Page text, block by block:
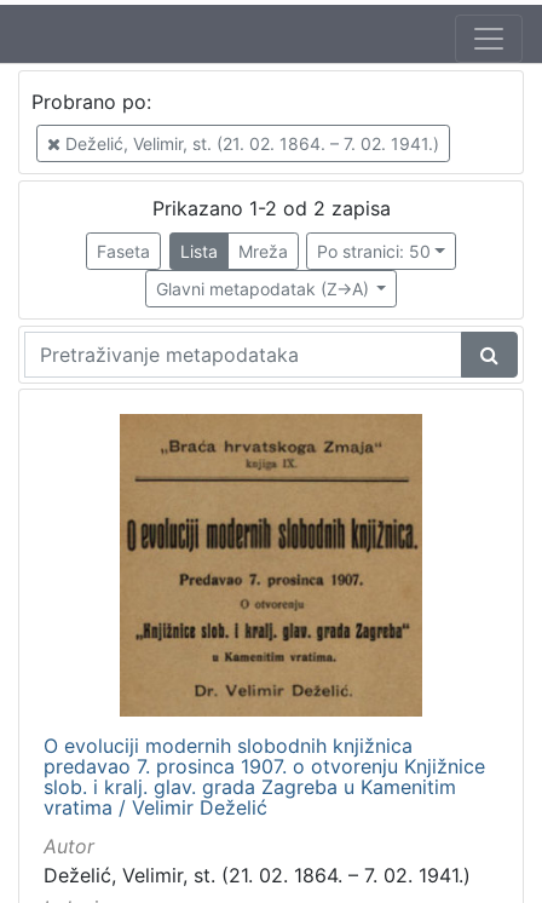
Autor
Deželić, Velimir, st. (21. 02. 1864. – 7. 02. 1941.)
izdanja
Zagreb
2
Zagreb na pragu modernog doba
Digitalizirana zagrebačka baština
Vrsta
građe
Probrano po:
Deželić, Velimir, st. (21. 02. 1864. – 7. 02. 1941.)
Prikazano 1-2 od 2 zapisa
Faseta Lista Mreža
Po stranici: 50
Glavni metapodatak (Z->A)
O evoluciji modernih slobodnih knjižnica
predavao 7. prosinca 1907. o otvorenju Knjižnice
slob. i kralj. glav. grada Zagreba u Kamenitim
vratima / Velimir Deželić
Autor
Deželić, Velimir, st. (21. 02. 1864. – 7. 02. 1941.)